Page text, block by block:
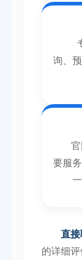
询、
要服
直接
的详细